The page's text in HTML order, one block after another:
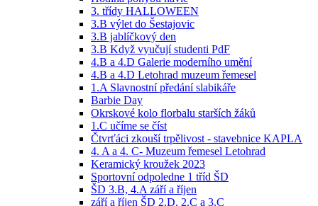
3. třídy HALLOWEEN
3.B výlet do Šestajovic
3.B jablíčkový den
3.B Když vyučují studenti PdF
4.B a 4.D Galerie moderního umění
4.B a 4.D Letohrad muzeum řemesel
1.A Slavnostní předání slabikáře
Barbie Day
Okrskové kolo florbalu starších žáků
1.C učíme se číst
Čtvrťáci zkouší trpělivost - stavebnice KAPLA
4. A a 4. C- Muzeum řemesel Letohrad
Keramický kroužek 2023
Sportovní odpoledne 1 tříd ŠD
ŠD 3.B, 4.A září a říjen
září a říjen ŠD 2.D, 2.C a 3.C